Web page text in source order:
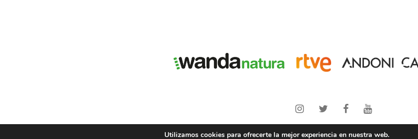
Copyright © 2021 PANTERAS y
Utilizamos cookies para ofrecerte la mejor experiencia en nuestra web.